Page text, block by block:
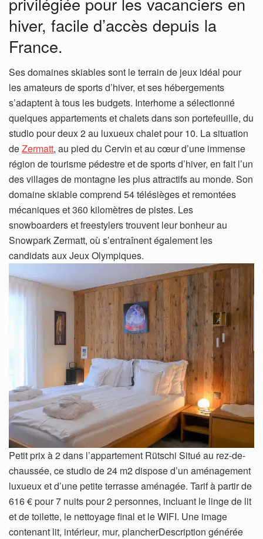
hiver, facile d’accès depuis la
France.
Ses domaines skiables sont le terrain de jeux idéal pour
les amateurs de sports d’hiver, et ses hébergements
s’adaptent à tous les budgets. Interhome a sélectionné
quelques appartements et chalets dans son portefeuille, du
studio pour deux 2 au luxueux chalet pour 10. La situation
deZermatt, au pied du Cervin et au cœur d’une immense
région de tourisme pédestre et de sports d’hiver, en fait l’un
des villages de montagne les plus attractifs au monde. Son
domaine skiable comprend 54 télésièges et remontées
mécaniques et 360 kilomètres de pistes. Les
snowboarders et freestylers trouvent leur bonheur au
Snowpark Zermatt, où s’entraînent également les
candidats aux Jeux Olympiques.
Petit prix à 2 dans l’appartement Rütschi Situé au rez-de-
chaussée, ce studio de 24 m2 dispose d’un aménagement
luxueux et d’une petite terrasse aménagée. Tarif à partir de
616 € pour 7 nuits pour 2 personnes, incluant le linge de lit
et de toilette, le nettoyage final et le WIFI. Une image
contenant lit, intérieur, mur, plancherDescription générée